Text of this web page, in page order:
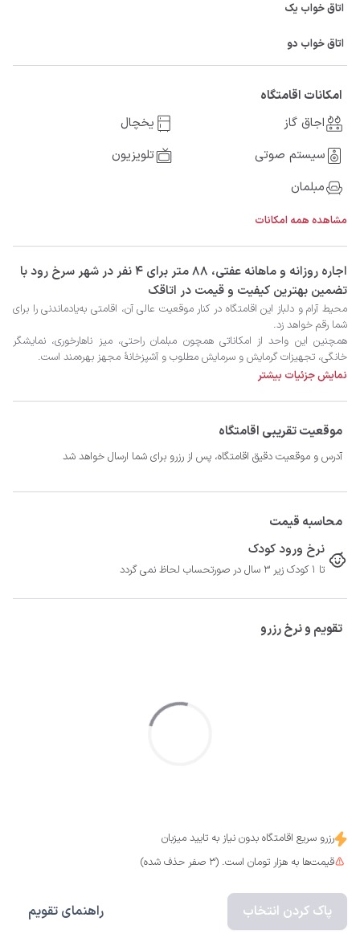
اتاق خواب یک
اتاق خواب دو
امکانات اقامتگاه
اجاق گاز
یخچال
سیستم صوتی
تلویزیون
مبلمان
مشاهده همه امکانات
‫‫اجاره روزانه و ماهانه عفتی، 88 متر برای 4 نفر در شهر سرخ رود با
تضمین بهترین کیفیت و قیمت در اتاقک
امیدواریم لذت‌بخش اقامت را تجربه کنید.
نمایش جزئیات بیشتر
موقعیت تقریبی اقامتگاه
آدرس و موقعیت دقیق اقامتگاه، پس از رزرو برای شما ارسال خواهد شد
محاسبه قیمت
نرخ ورود کودک
تا 1 کودک زیر 3 سال در صورتحساب لحاظ نمی گردد
تقویم و نرخ رزرو
رزرو سریع اقامتگاه بدون نیاز به تایید میزبان
قیمت‌ها به هزار تومان است. (3 صفر حذف شده)
پاک کردن انتخاب راهنمای تقویم